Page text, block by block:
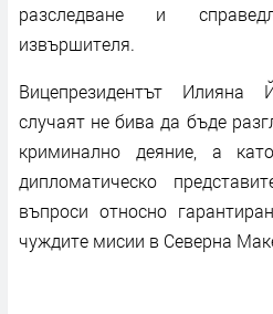
разследване и
извършителя.
Вицепрезидентът Илияна
случаят не бива да бъде
криминално деяние, а
дипломатическо
въпроси относно
чуждите мисии в Северна